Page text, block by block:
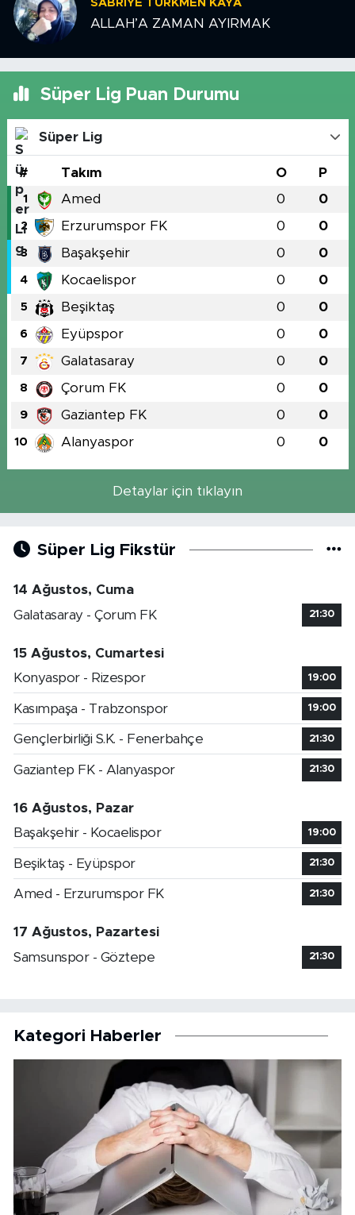
SABRIYE TÜRKMEN KAYA
ALLAH’A ZAMAN AYIRMAK
Süper Lig Puan Durumu
Süper Lig
# Takım O P
1 Amed 0 0
2 Erzurumspor FK 0 0
3 Başakşehir 0 0
4 Kocaelispor 0 0
5 Beşiktaş 0 0
6 Eyüpspor 0 0
7 Galatasaray 0 0
8 Çorum FK 0 0
9 Gaziantep FK 0 0
10 Alanyaspor 0 0
Detaylar için tıklayın
Süper Lig Fikstür
14 Ağustos, Cuma
Galatasaray - Çorum FK
21:30
15 Ağustos, Cumartesi
Konyaspor - Rizespor
19:00
Kasımpaşa - Trabzonspor 19:00
Gençlerbirliği S.K. - Fenerbahçe 21:30
Gaziantep FK - Alanyaspor 21:30
16 Ağustos, Pazar
Başakşehir - Kocaelispor
19:00
Beşiktaş - Eyüpspor 21:30
Amed - Erzurumspor FK 21:30
17 Ağustos, Pazartesi
Samsunspor - Göztepe
21:30
Kategori Haberler